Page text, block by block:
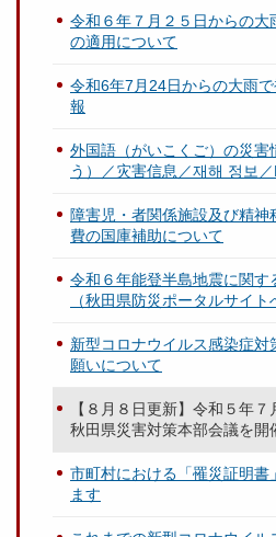
令和６年７月２５日からの
の適用について
令和6年7月24日からの大雨
報
外国語（がいこくご）の災害
う）／灾害信息／재해 정보
障害児・者関係施設及び精
費の国庫補助について
令和６年能登半島地震に関す
（秋田県防災ポータルサイト
新型コロナウイルス感染症
願いについて
【８月８日更新】令和５年
秋田県災害対策本部会議を開
市町村における「罹災証明書
ます